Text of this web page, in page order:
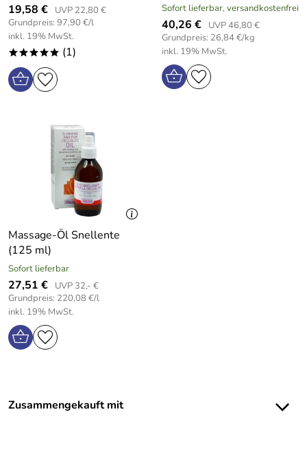
19,58 €
UVP 22,80 €
Grundpreis: 97,90 €/l
inkl. 19% MwSt.
***** (1)
Sofort lieferbar, versandkostenfrei
40,26 €
UVP 46,80 €
Grundpreis: 26,84 €/kg
inkl. 19% MwSt.
Massage-Öl Snellente
(125 ml)
Sofort lieferbar
27,51 €
UVP 32,- €
Grundpreis: 220,08 €/l
inkl. 19% MwSt.
Zusammengekauft mit